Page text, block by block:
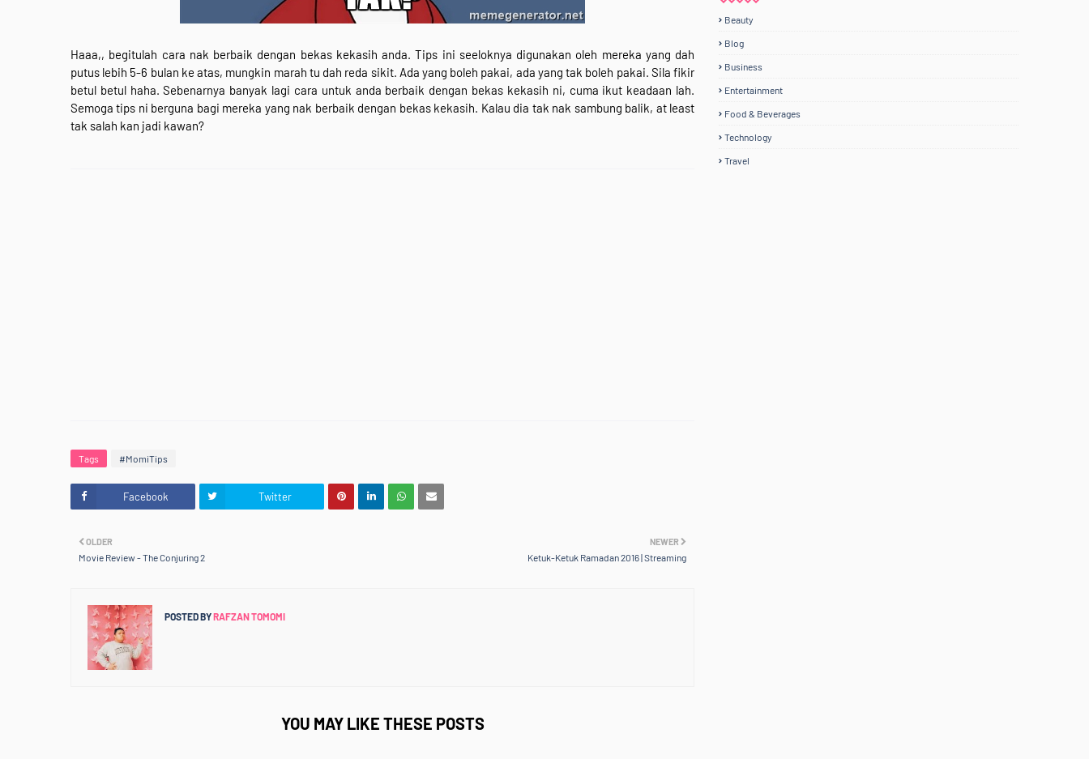
Haaa,, begitulah cara nak berbaik dengan bekas kekasih anda. Tips ini seeloknya digunakan oleh mereka yang dah
putus lebih 5-6 bulan ke atas, mungkin marah tu dah reda sikit. Ada yang boleh pakai, ada yang tak boleh pakai. Sila fikir
betul betul haha. Sebenarnya banyak lagi cara untuk anda berbaik dengan bekas kekasih ni, cuma ikut keadaan lah.
Semoga tips ni berguna bagi mereka yang nak berbaik dengan bekas kekasih. Kalau dia tak nak sambung balik, at least
tak salah kan jadi kawan?
Tags #MomiTips
Facebook Twitter
NEWER
Ketuk-Ketuk Ramadan 2016 | Streaming
OLDER
Movie Review - The Conjuring 2
POSTED BYRAFZAN TOMOMI
YOU MAY LIKE THESE POSTS
Beauty
Blog
Business
Entertainment
Food & Beverages
Technology
Travel